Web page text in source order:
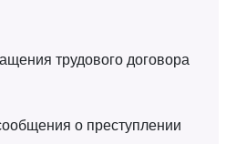
трудового договора
о преступлении